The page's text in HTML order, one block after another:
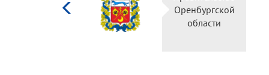
культуры
Российской
федерации